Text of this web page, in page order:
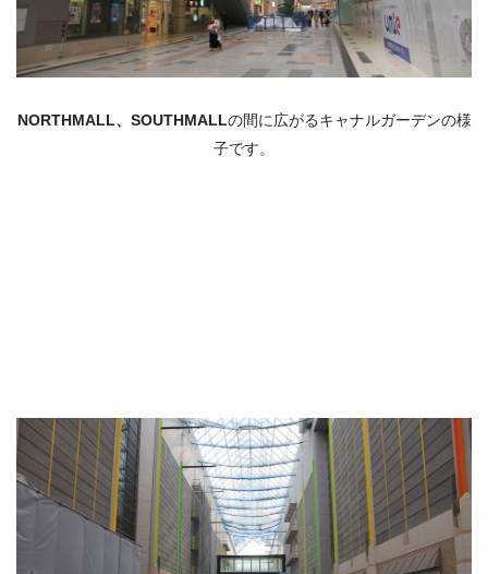
NORTHMALL、 SOUTHMALLの間に広がるキャナルガーデンの様
子です。